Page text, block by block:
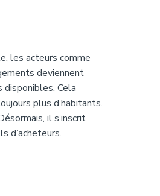
les acteurs comme
deviennent
Cela
plus d’habitants.
il s’inscrit
d’acheteurs.